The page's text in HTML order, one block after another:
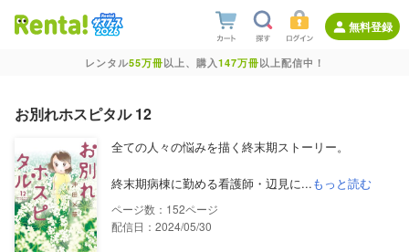
無料登録
レンタル55万冊以上、購入147万冊以上配信中！
お別れホスピタル 12
全ての人々の悩みを描く終末期ストーリー。
終末期病棟に勤める看護師・辺見に...もっと読む
152
配信日：2024/05/30